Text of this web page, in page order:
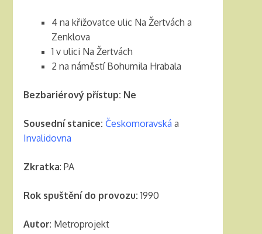
4 na křižovatce ulic Na Žertvách a
Zenklova
1 v ulici Na Žertvách
2 na náměstí Bohumila Hrabala
Bezbariérový přístup: Ne
Sousední stanice: Českomoravská a
Invalidovna
Zkratka: PA
Rok spuštění do provozu:1990
Autor: Metroprojekt